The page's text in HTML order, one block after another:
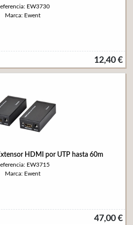
EW3730
Marca: Ewent
12,40 €
HDMI por UTP hasta 60m
EW3715
Marca: Ewent
47,00 €